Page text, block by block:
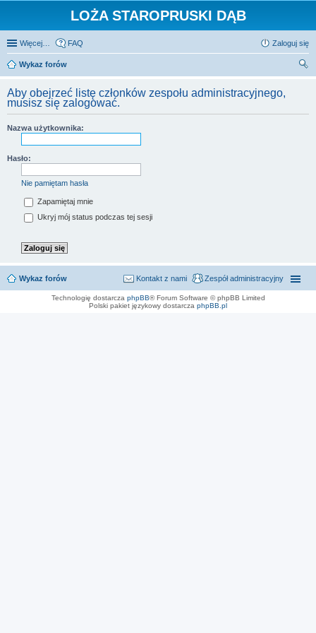
LOŻA STAROPRUSKI DĄB
Więcej… FAQ Zaloguj się
Wykaz forów
Aby obejrzeć listę członków zespołu administracyjnego,
musisz się zalogować.
Nazwa użytkownika:
Hasło:
Nie pamiętam hasła
Zapamiętaj mnie
Ukryj mój status podczas tej sesji
Wykaz forów Zespół administracyjny
Kontakt z nami
Technologię dostarcza phpBB® Forum Software © phpBB Limited
Polski pakiet językowy dostarcza phpBB.pl